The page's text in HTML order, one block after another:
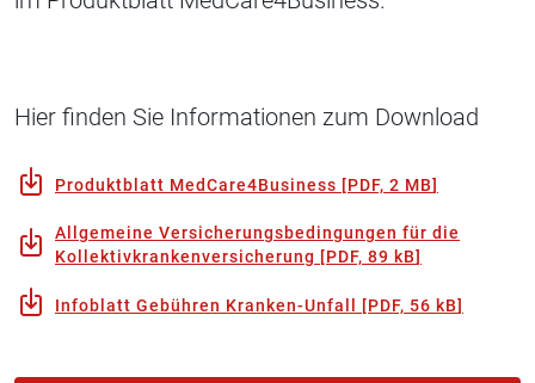
Hier finden Sie Informationen zum Download
Produktblatt MedCare4Business [PDF, 2 MB]
Allgemeine Versicherungsbedingungen für die
Kollektivkrankenversicherung [PDF, 89 kB]
Infoblatt Gebühren Kranken-Unfall [PDF, 56 kB]